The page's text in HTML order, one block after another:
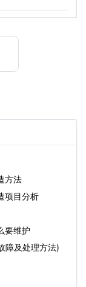
方法
项目分析
要维护
障及处理方法)